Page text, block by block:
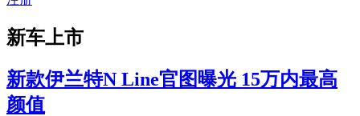
新车上市
新款伊兰特N Line官图曝光 15万内最高
颜值